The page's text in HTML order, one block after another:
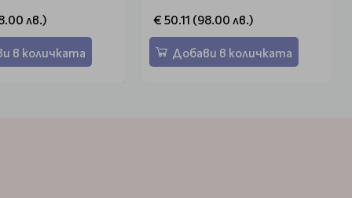
лв.)
в количката
€ 50.11 (98.00 лв.)
Добави в количката